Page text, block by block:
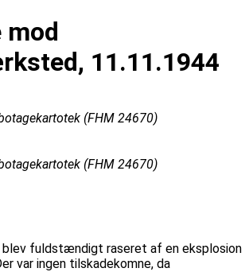
11.11.1944
(FHM 24670)
(FHM 24670)
fuldstændigt raseret af en eksplosion
var ingen tilskadekomne, da